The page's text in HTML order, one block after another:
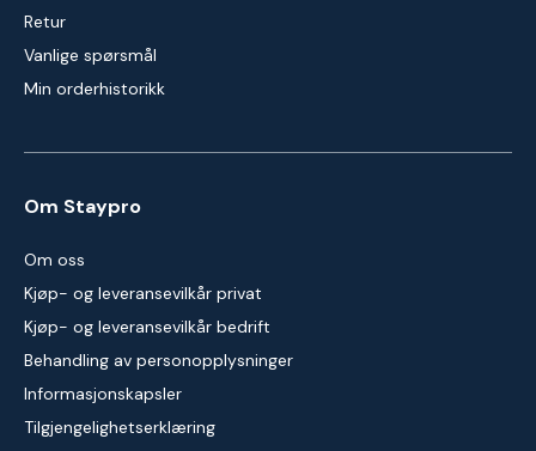
Retur
Vanlige spørsmål
Min orderhistorikk
Om Staypro
Om oss
Kjøp- og leveransevilkår privat
Kjøp- og leveransevilkår bedrift
Behandling av personopplysninger
Informasjonskapsler
Tilgjengelighetserklæring